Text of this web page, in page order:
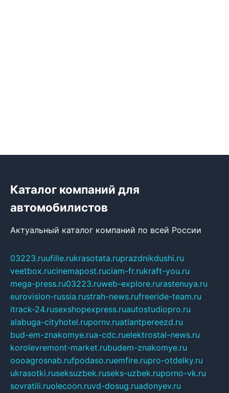
Каталог компаний для
автомобилистов
Актуальный каталог компаний по всей России
03223.ruufille.rukrasotata.ruprazdnikdushi.ru
veetbox.rucinemapost.ruciam-fr.rukraft-you.ru
mega-press.ru03223.ruweb-explore.rurastenuya.ru
eurovision-russia.rustrah-news.rufreeride-team.ru
itrack-24.rusexshopexpress.ruautostudiopro.ru
alabuga-cityhotel.rupornv.ruatlantpereezd.ru
bud-em-znakomye.rua-cdc.ruelektrostal-news.ru
korolevremont-market.rubudem-znakomye.ru
oooagrosnab.rufpodaso.ruemfire.rupro-otdelky.ru
ukrasotki.ruseksuzbek.ruseks-uzbek.ruporno-vk.ru
sovratili.ruolecoon.ruvd-dosug.ruadonyev.ru